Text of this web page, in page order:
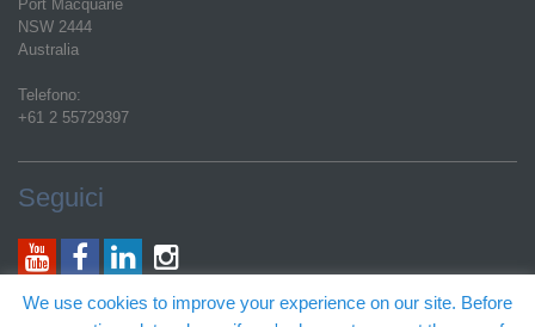
Port Macquarie
NSW 2444
Australia
Telefono:
+61 2 55729397
Seguici
customerservice@mastercool.com
We use cookies to improve your experience on our site. Before